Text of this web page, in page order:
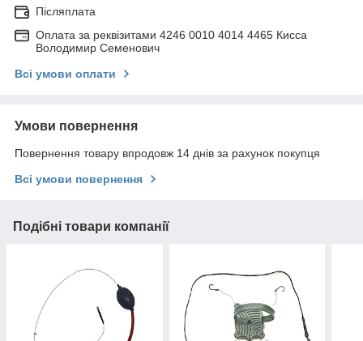
Післяплата
Оплата за реквізитами 4246 0010 4014 4465 Кисса
Володимир Семенович
Всі умови оплати
Умови повернення
Повернення товару впродовж 14 днів за рахунок покупця
Всі умови повернення
Подібні товари компанії